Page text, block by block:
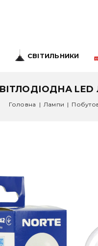
СВІТИЛЬНИКИ
LED
Головна | Лампи |